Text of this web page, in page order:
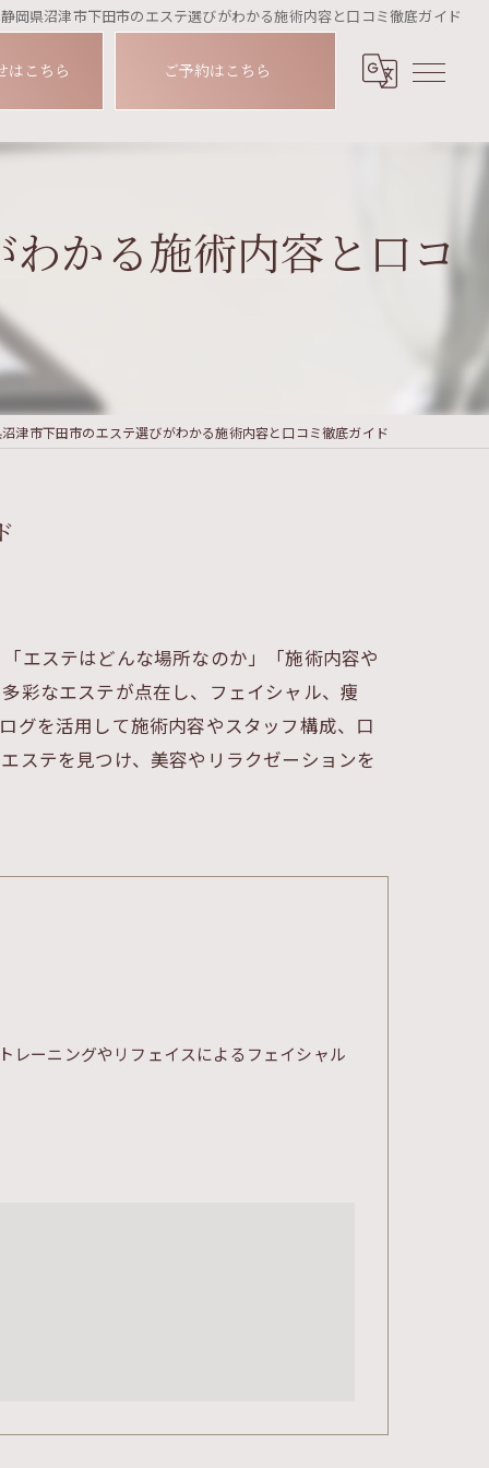
岡県沼津市下田市のエステ選びがわかる施術内容と口コミ徹底ガイド
はこちら ご予約はこちら
かる施術内容と口コ
津市下田市のエステ選びがわかる施術内容と口コミ徹底ガイド
エステはどんな場所なのか」「施術内容や
彩なエステが点在し、フェイシャル、痩
グを活用して施術内容やスタッフ構成、口
ステを見つけ、美容やリラクゼーションを
レーニングやリフェイスによるフェイシャル